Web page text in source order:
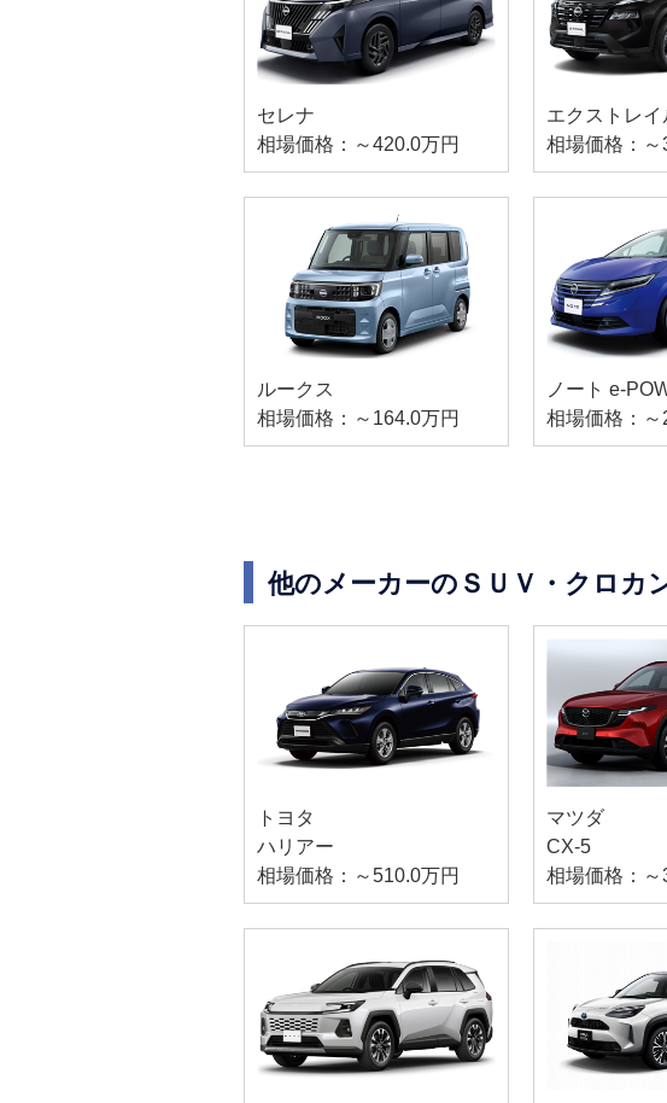
セレナ
相場価格：～420.0万円
エクストレイ
相場価格：～
ルークス
相場価格：～164.0万円
ノート e-
相場価格：～
他のメーカーのＳＵＶ・クロカ
トヨタ
ハリアー
相場価格：～510.0万円
マツダ
CX-5
相場価格：～